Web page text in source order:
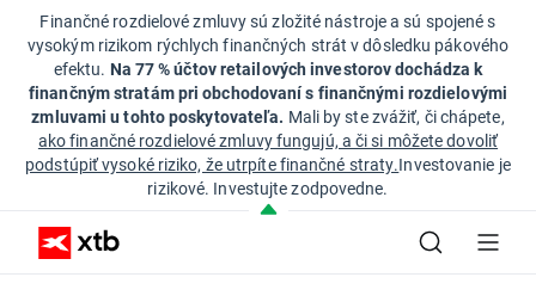
Finančné rozdielové zmluvy sú zložité nástroje a sú spojené s
vysokým rizikom rýchlych finančných strát v dôsledku pákového
efektu. Na 77 % účtov retailových investorov dochádza k
finančným stratám pri obchodovaní s finančnými rozdielovými
zmluvami u tohto poskytovateľa. Mali by ste zvážiť, či chápete,
ako finančné rozdielové zmluvy fungujú, a či si môžete dovoliť
podstúpiť vysoké riziko, že utrpíte finančné straty.Investovanie je
rizikové. Investujte zodpovedne.